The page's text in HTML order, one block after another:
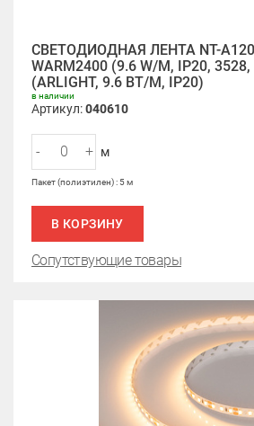
СВЕТОДИОДНАЯ ЛЕНТА NT-
WARM2400 (9.6 W/M, IP20, 3528,
(ARLIGHT, 9.6 ВТ/М, IP20)
в наличии
Артикул:040610
- + м
Пакет (полиэтилен) : 5 м
В КОРЗИНУ
Сопутствующие товары